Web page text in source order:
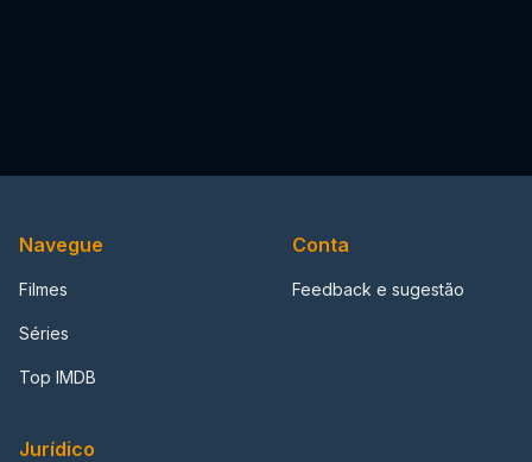
Navegue
Filmes
Séries
Top IMDB
Conta
Feedback e sugestão
Jurídico